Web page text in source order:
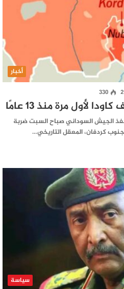
أخبار
330
لأول مرة منذ 13 عامًا
الجيش السوداني صباح السبت ضربة
كردفان، المعقل التاريخي…
سياسة